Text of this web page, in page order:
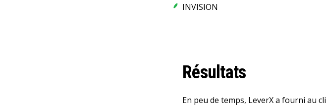
INVISION
Résultats
En peu de temps, LeverX a fourni au